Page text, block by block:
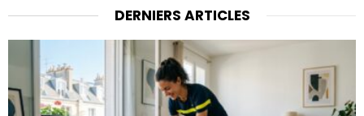
DERNIERS ARTICLES